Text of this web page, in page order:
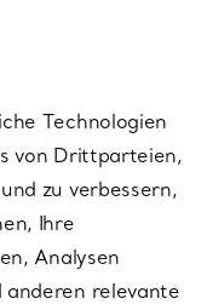
Technologien
von Drittparteien,
zu verbessern,
Ihre
Analysen
anderen relevante